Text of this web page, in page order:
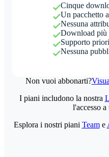
Cinque
Un pacchetto
Nessuna
Download più
Supporto
Nessuna
Non vuoi abbonarti?
I piani includono la nostra
l'accesso
Esplora i nostri piani Teame